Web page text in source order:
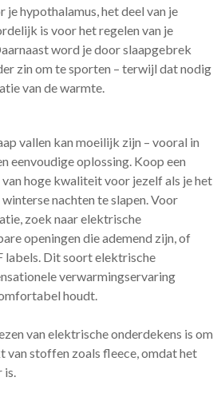
je hypothalamus, het deel van je
is voor het regelen van je
word je door slaapgebrek
zin om te sporten – terwijl dat nodig
van de warmte.
vallen kan moeilijk zijn – vooral in
eenvoudige oplossing. Koop een
hoge kwaliteit voor jezelf als je het
nachten te slapen. Voor
zoek naar elektrische
openingen die ademend zijn, of
labels. Dit soort elektrische
verwarmingservaring
houdt.
van elektrische onderdekens is om
van stoffen zoals fleece, omdat het